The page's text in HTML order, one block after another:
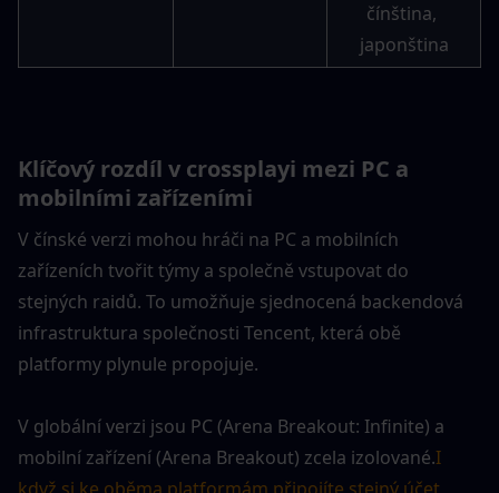
čínština,
japonština
Klíčový rozdíl v crossplayi mezi PC a
mobilními zařízeními
V čínské verzi mohou hráči na PC a mobilních
zařízeních tvořit týmy a společně vstupovat do
stejných raidů. To umožňuje sjednocená backendová
infrastruktura společnosti Tencent, která obě
platformy plynule propojuje.
V globální verzi jsou PC (Arena Breakout: Infinite) a
mobilní zařízení (Arena Breakout) zcela izolované.I